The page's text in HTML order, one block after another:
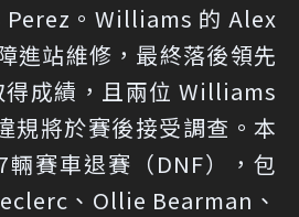
Perez。Williams 的 Alex
進站維修，最終落後領先
得成績，且兩位 Williams
規將於賽後接受調查。本
賽車退賽（DNF），包
、Ollie Bearman、